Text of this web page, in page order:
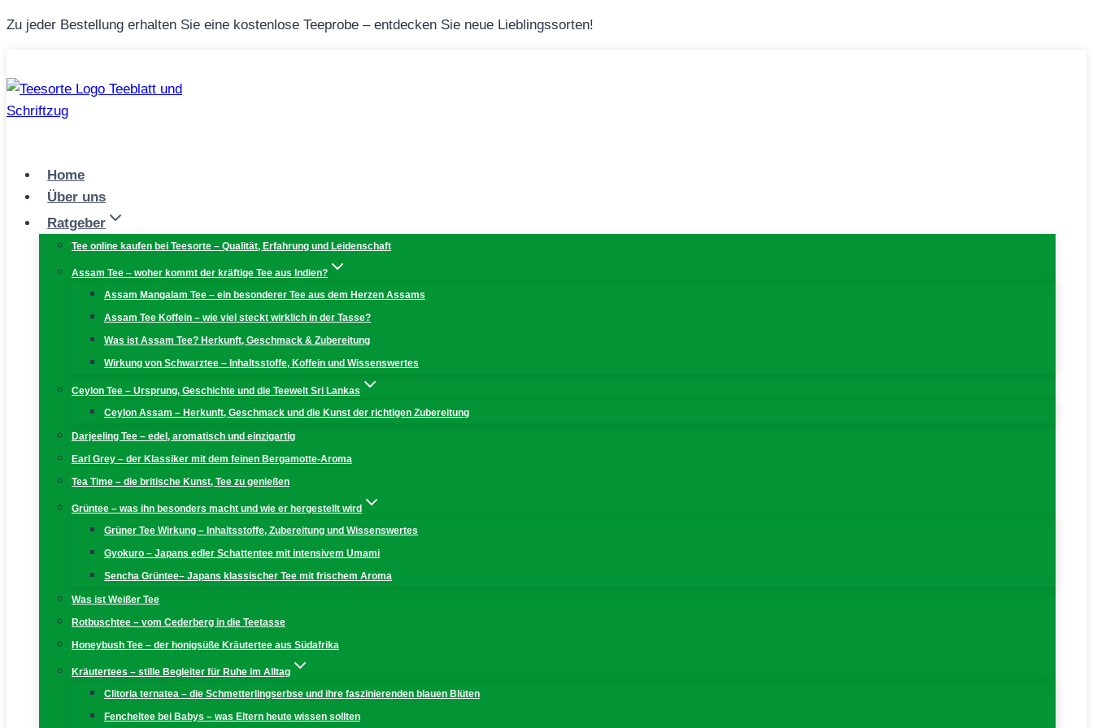
Zum
Zu jeder Bestellung erhalten Sie eine kostenlose Teeprobe – entdecken Sie neue Lieblingssorten!
Home
Über uns
Ratgeber
Tee online kaufen bei Teesorte – Qualität, Erfahrung und Leidenschaft
Assam Tee – woher kommt der kräftige Tee aus Indien?
Assam Mangalam Tee – ein besonderer Tee aus dem Herzen Assams
Assam Tee Koffein – wie viel steckt wirklich in der Tasse?
Was ist Assam Tee? Herkunft, Geschmack & Zubereitung
Wirkung von Schwarztee – Inhaltsstoffe, Koffein und Wissenswertes
Ceylon Tee – Ursprung, Geschichte und die Teewelt Sri Lankas
Ceylon Assam – Herkunft, Geschmack und die Kunst der richtigen Zubereitung
Darjeeling Tee – edel, aromatisch und einzigartig
Earl Grey – der Klassiker mit dem feinen Bergamotte-Aroma
Tea Time – die britische Kunst, Tee zu genießen
Grüntee – was ihn besonders macht und wie er hergestellt wird
Grüner Tee Wirkung – Inhaltsstoffe, Zubereitung und Wissenswertes
Gyokuro – Japans edler Schattentee mit intensivem Umami
Sencha Grüntee– Japans klassischer Tee mit frischem Aroma
Was ist Weißer Tee
Rotbuschtee – vom Cederberg in die Teetasse
Honeybush Tee – der honigsüße Kräutertee aus Südafrika
Kräutertees – stille Begleiter für Ruhe im Alltag
Clitoria ternatea – die Schmetterlingserbse und ihre faszinierenden blauen Blüten
Fencheltee bei Babys – was Eltern heute wissen sollten